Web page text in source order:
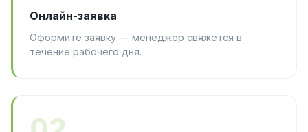
Онлайн-заявка
Оформите заявку — менеджер свяжется в
течение рабочего дня.